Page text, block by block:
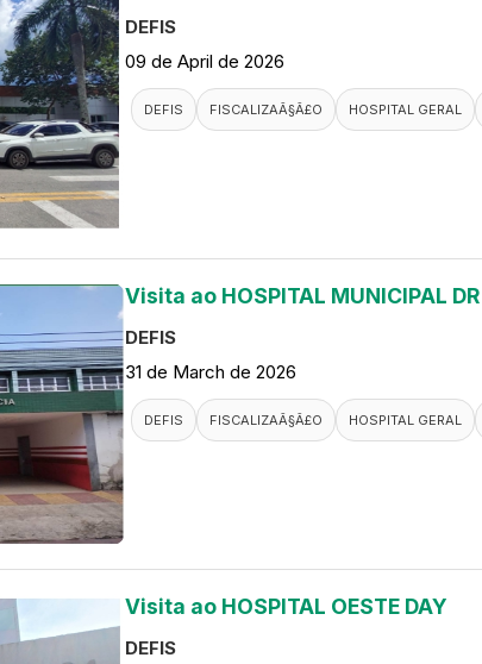
DEFIS
09 de April de 2026
DEFIS FISCALIZAÃ§Ã£O HOSPITAL GERAL
Visita ao HOSPITAL MUNICIPAL DR
DEFIS
31 de March de 2026
DEFIS FISCALIZAÃ§Ã£O HOSPITAL GERAL
Visita ao HOSPITAL OESTE DAY
DEFIS